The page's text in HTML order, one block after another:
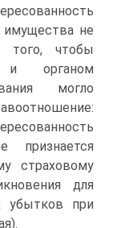
имущества не
того, чтобы
органом
могло
признается
страховому
для
убытков при